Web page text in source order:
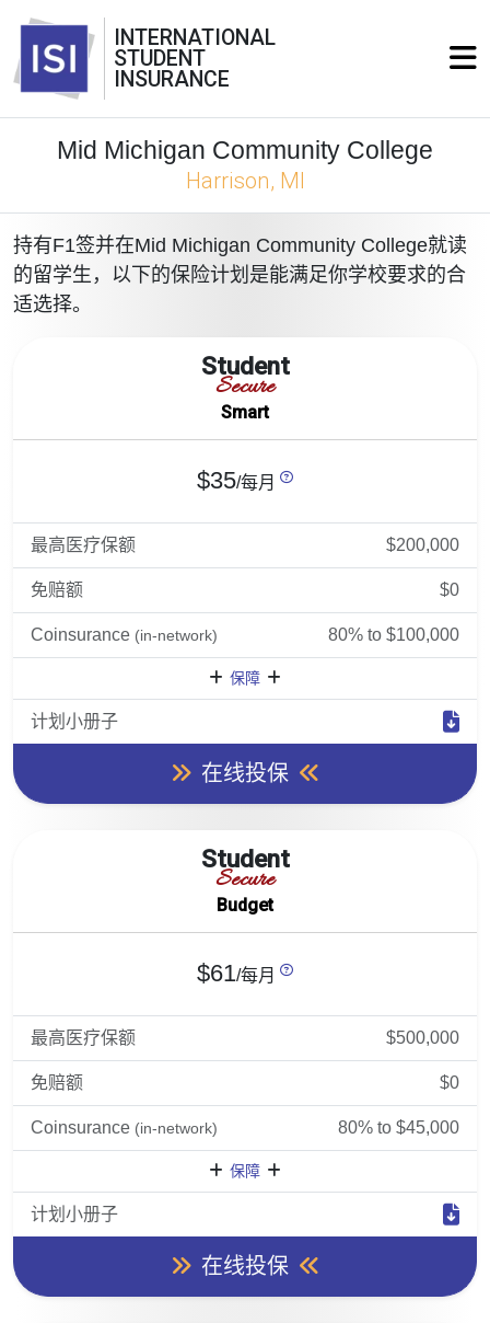
INTERNATIONAL
STUDENT
INSURANCE
Mid Michigan Community College
Harrison, MI
持有F1签并在Mid Michigan Community College就读
的留学生，以下的保险计划是能满足你学校要求的合
适选择。
Student
Secure
Smart
$35/每月
最高医疗保额 $200,000
免赔额 $0
Coinsurance (in-network) 80% to $100,000
保障
计划小册子
在线投保
Student
Secure
Budget
$61/每月
最高医疗保额 $500,000
免赔额 $0
Coinsurance (in-network) 80% to $45,000
保障
计划小册子
在线投保